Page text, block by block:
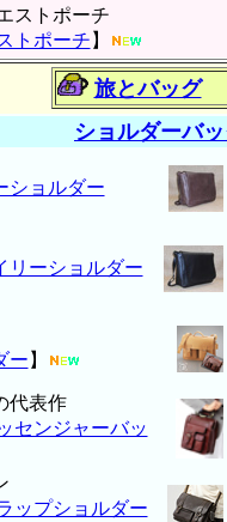
ストポーチ
トポーチ 】
旅とバッグ
ショルダーバ
ショルダー
リーショルダー
ー 】
代表作
センジャーバッ
ップショルダー